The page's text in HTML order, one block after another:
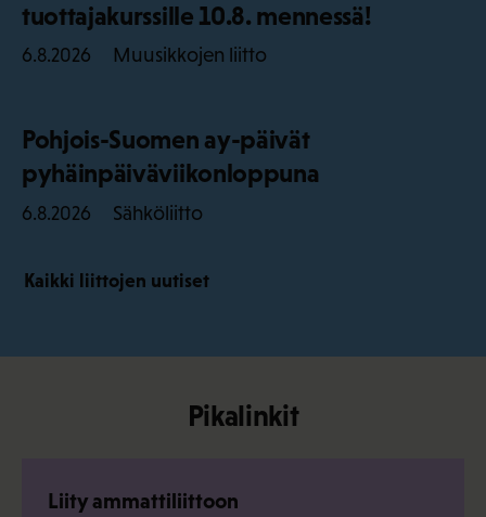
tuottajakurssille 10.8. mennessä!
6.8.2026 Muusikkojen liitto
Pohjois-Suomen ay-päivät
pyhäinpäiväviikonloppuna
6.8.2026 Sähköliitto
Kaikki liittojen uutiset
Pikalinkit
Liity ammattiliittoon